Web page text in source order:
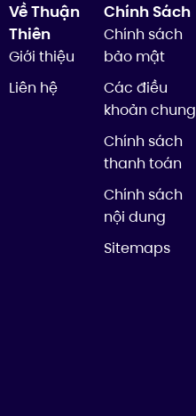
Về Thuận
Thiên
Giới thiệu
Liên hệ
Chính Sách
Chính sách
bảo mật
Các điều
khoản chung
Chính sách
thanh toán
Chính sách
nội dung
Sitemaps